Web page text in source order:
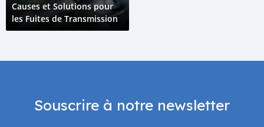
Causes et Solutions pour
les Fuites de Transmission
Souscrire à notre newsletter